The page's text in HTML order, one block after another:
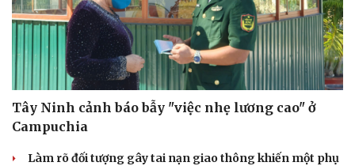
Tây Ninh cảnh báo bẫy "việc nhẹ lương cao" ở
Campuchia
Làm rõ đối tượng gây tai nạn giao thông khiến một phụ